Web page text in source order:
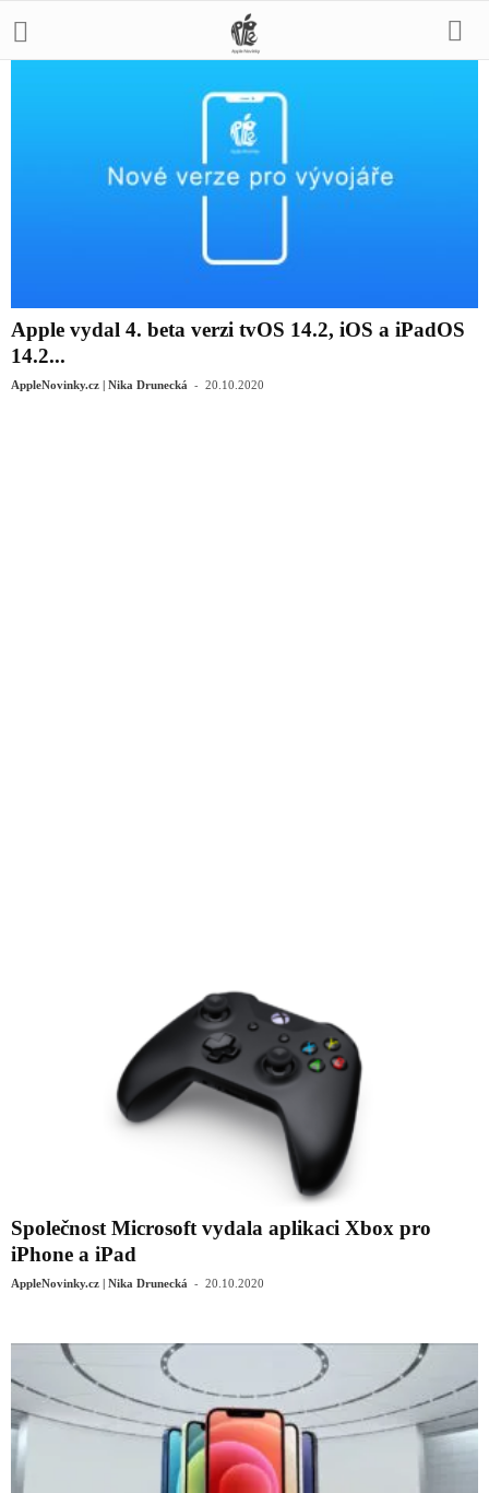
Apple vydal 4. beta verzi tvOS 14.2, iOS a iPadOS
14.2...
AppleNovinky.cz | Nika Drunecká - 20.10.2020
Společnost Microsoft vydala aplikaci Xbox pro
iPhone a iPad
AppleNovinky.cz | Nika Drunecká - 20.10.2020